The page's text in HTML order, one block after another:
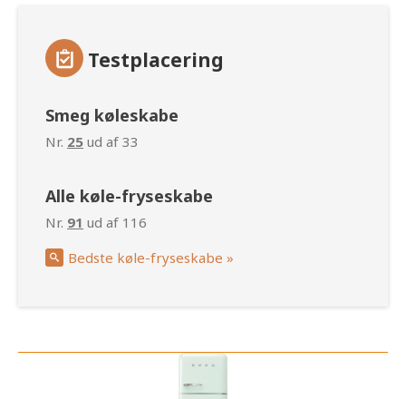
Testplacering
Smeg køleskabe
Nr. 25 ud af 33
Alle køle-fryseskabe
Nr. 91 ud af 116
Bedste køle-fryseskabe »